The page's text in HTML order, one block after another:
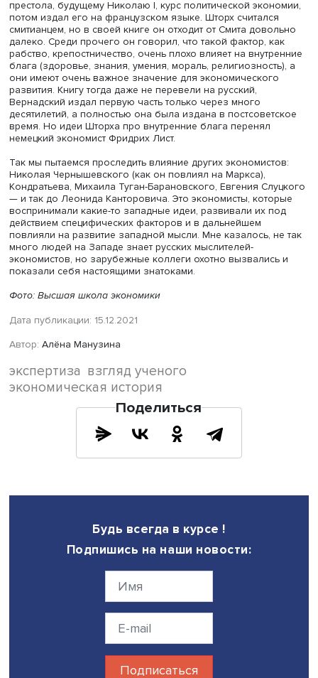
накачивали, цены росли, а роста никакого не было,
продолжал падать. Значит, что-то с Кейнсом не так. А
с Кейнсом не согласен в 1930-е годы? Хайек. А он жив?
Давайте ему Нобелевскую премию дадим.
Поэтому мы, историки экономической мысли, считаем,
надо забывать историю, не надо забывать ее сложные,
иногда запутанные траектории, кое-что оттуда можно и
современности почерпнуть. С этим согласны далеко не
экономисты, наверное, меньшинство. В большинстве
университетов во всем мире считают, что экономика —
что-то вроде математики, что достаточно знать теоремы,
учебники, а если что-то не вошло в учебники, значит,
нужное. С этим мы очень активно боремся. Я себя
как плюралиста с точки зрения методологии: я считаю,
правильных и неправильных подходов к экономике,
адекватные и неадекватные задачи, которые перед
поставили. Нет движения, к которому нельзя было бы
вернуться, и есть очень поучительные уроки, которые
извлечь из истории.
—Каковы, на ваш взгляд, качества хорошего
— Нужен кругозор, нужно знание иностранных языков,
интерес к философии, но не чисто к философии, к
метафизике, а скорее к мировоззренческим
Совесть, честность. В нашей области очень легко
углы, я знаю и по себе, что есть такой соблазн. И
ассоциативное мышление — что-то читаешь и думаешь:
где-то я что-то похожее уже видел».
посвященный юбилею маржиналистской революции, и
экономистов. Конечно, что говорить, влияние Запада
преобладающим и первоначальным, все идеи
узнаешь, и их можно транслировать обратно на Запад.
Например, академик Андрей Шторх читал наследнику
престола, будущему Николаю I, курс политической
потом издал его на французском языке. Шторх
смитианцем, но в своей книге он отходит от Смита
далеко. Среди прочего он говорил, что такой фактор,
рабство, крепостничество, очень плохо влияет на